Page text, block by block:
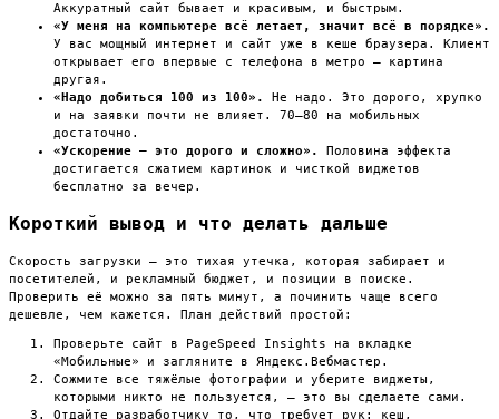
Аккуратный сайт бывает и красивым, и быстрым.
«У меня на компьютере всё летает, значит всё в порядке».
У вас мощный интернет и сайт уже в кеше браузера. Клиент
открывает его впервые с телефона в метро — картина
другая.
«Надо добиться 100 из 100».
Не надо. Это дорого, хрупко
и на заявки почти не влияет. 70–80 на мобильных
достаточно.
«Ускорение — это дорого и сложно».
Половина эффекта
достигается сжатием картинок и чисткой виджетов
бесплатно за вечер.
Короткий вывод и что делать дальше
Скорость загрузки — это тихая утечка, которая забирает и
посетителей, и рекламный бюджет, и позиции в поиске.
Проверить её можно за пять минут, а починить чаще всего
дешевле, чем кажется. План действий простой:
Проверьте сайт в PageSpeed Insights на вкладке
«Мобильные» и загляните в Яндекс.Вебмастер.
Сожмите все тяжёлые фотографии и уберите виджеты,
которыми никто не пользуется, — это вы сделаете сами.
Отдайте разработчику то, что требует рук: кеш,